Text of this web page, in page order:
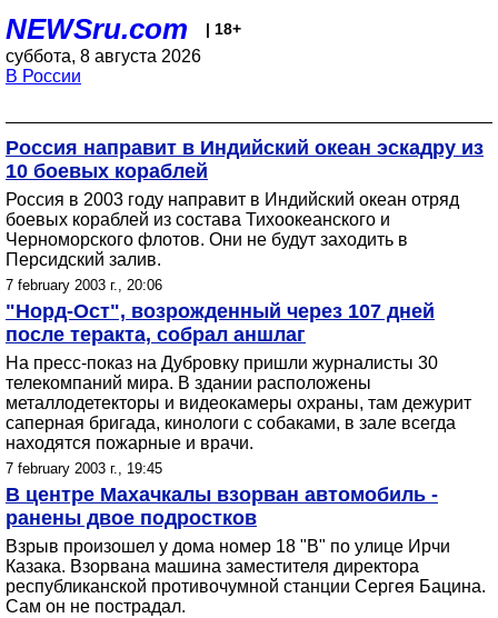
NEWSru.com | 18+
суббота, 8 августа 2026
В России
Россия направит в Индийский океан эскадру из
10 боевых кораблей
Россия в 2003 году направит в Индийский океан отряд
боевых кораблей из состава Тихоокеанского и
Черноморского флотов. Они не будут заходить в
Персидский залив.
7 february 2003 г., 20:06
"Норд-Ост", возрожденный через 107 дней
после теракта, собрал аншлаг
На пресс-показ на Дубровку пришли журналисты 30
телекомпаний мира. В здании расположены
металлодетекторы и видеокамеры охраны, там дежурит
саперная бригада, кинологи с собаками, в зале всегда
находятся пожарные и врачи.
7 february 2003 г., 19:45
В центре Махачкалы взорван автомобиль -
ранены двое подростков
Взрыв произошел у дома номер 18 "В" по улице Ирчи
Казака. Взорвана машина заместителя директора
республиканской противочумной станции Сергея Бацина.
Сам он не пострадал.